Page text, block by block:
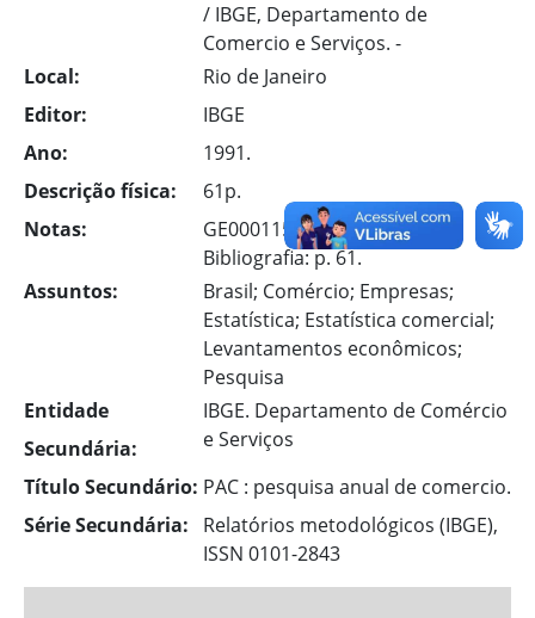
/ IBGE, Departamento de
Comercio e Serviços. -
Local:
Rio de Janeiro
Editor:
IBGE
Ano:
1991.
Descrição física:
61p.
Notas:
GE00011563-7
Bibliografia: p. 61.
Assuntos:
Brasil; Comércio; Empresas;
Estatística; Estatística comercial;
Levantamentos econômicos;
Pesquisa
Entidade
Secundária:
IBGE. Departamento de Comércio
e Serviços
Título Secundário: PAC : pesquisa anual de comercio.
Série Secundária:
Relatórios metodológicos (IBGE),
ISSN 0101-2843